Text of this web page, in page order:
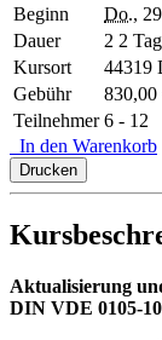
Beginn
Do.,
Dauer
2 2
Kursort
44319
Gebühr
830,00
Teilnehmer 6 - 12
In den Warenkorb
Drucken
Aktualisierung
DIN VDE 0105-